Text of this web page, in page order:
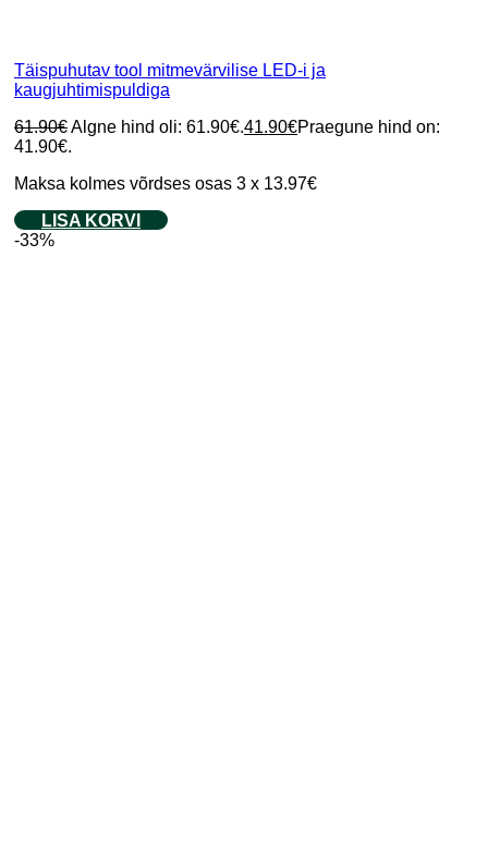
Täispuhutav tool mitmevärvilise LED-i ja
kaugjuhtimispuldiga
61.90€Algne hind oli: 61.90€.41.90€Praegune hind on:
41.90€.
Maksa kolmes võrdses osas 3 x 13.97€
LISA KORVI
-33%